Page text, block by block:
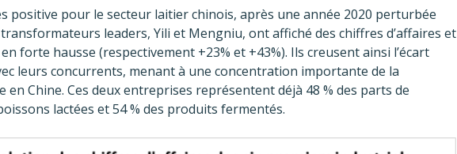
positive pour le secteur laitier chinois, après une année 2020 perturbée
transformateurs leaders, Yili et Mengniu, ont affiché des chiffres d’affaires et
forte hausse (respectivement +23% et +43%). Ils creusent ainsi l’écart
leurs concurrents, menant à une concentration importante de la
Chine. Ces deux entreprises représentent déjà 48 % des parts de
lactées et 54 % des produits fermentés.